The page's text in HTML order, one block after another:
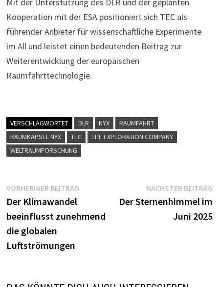
Kooperation mit der ESA positioniert sich TEC als
führender Anbieter für wissenschaftliche Experimente
im All und leistet einen bedeutenden Beitrag zur
Weiterentwicklung der europäischen
Raumfahrttechnologie.
VERSCHLAGWORTET DLR NYX
RAUMFAHRT
RAUMKAPSEL NYX
TEC
THE EXPLORATION COMPANY
WELTRAUMFORSCHUNG
Beitragsnavigation
VORHERIGER BEITRAG
Der Klimawandel
beeinflusst zunehmend
die globalen
Luftströmungen
NÄCHSTER BEITRAG
Der Sternenhimmel im
Juni 2025